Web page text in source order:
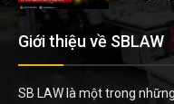
Giới thiệu về SBLAW
SB LAW là một trong